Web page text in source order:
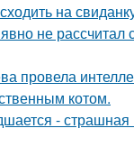
на
не
провела
котом.
-